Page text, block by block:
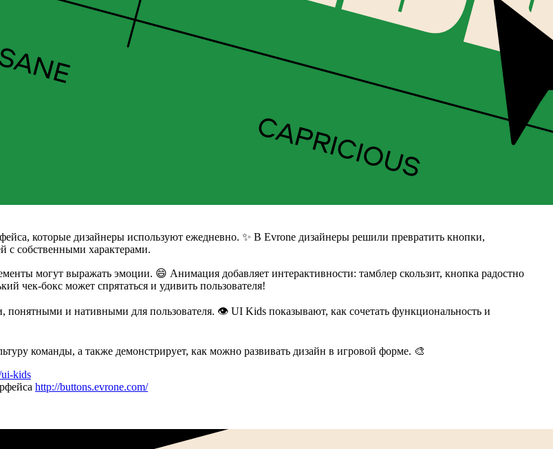
которые дизайнеры используют ежедневно. ✨ В Evrone дизайнеры решили превратить кнопки,
с собственными характерами.
могут выражать эмоции. 😄 Анимация добавляет интерактивности: тамблер скользит, кнопка радостно
чек-бокс может спрятаться и удивить пользователя!
и нативными для пользователя. 👁️ UI Kids показывают, как сочетать функциональность и
команды, а также демонстрирует, как можно развивать дизайн в игровой форме. 🎨
ui-kids
http://buttons.evrone.com/